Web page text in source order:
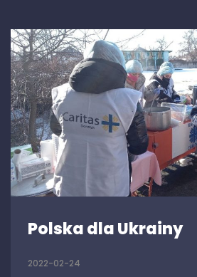
Polska dla Ukrainy
2022-02-24